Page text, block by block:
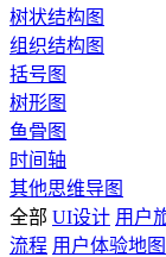
树状结构图
组织结构图
括号图
树形图
鱼骨图
时间轴
其他思维导图
全部 UI设计 用户
流程 用户体验地图